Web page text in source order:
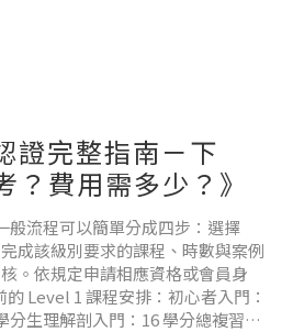
師資與學習方式 → 再做決定會更
清楚自己想「體驗」還是「學會」
證完整指南－下
？費用需多少？》
般流程可以簡單分成四步：選擇
成該級別要求的課程、時數與案例
。依規定申請相應資格或會員身
Level 1 課程安排：初心者入門：
分生理解剖入門：16 學分總複習與